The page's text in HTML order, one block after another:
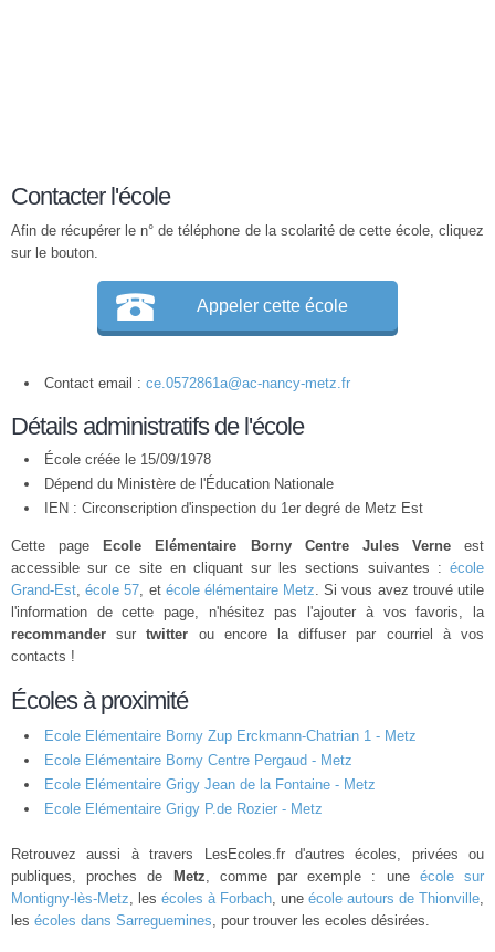
Contacter l'école
Afin de récupérer le n° de téléphone de la scolarité de cette école, cliquez
sur le bouton.
Appeler cette école
Contact email : ce.0572861a@ac-nancy-metz.fr
Détails administratifs de l'école
École créée le 15/09/1978
Dépend du Ministère de l'Éducation Nationale
IEN : Circonscription d'inspection du 1er degré de Metz Est
Cette page Ecole Elémentaire Borny Centre Jules Verneest
accessible sur ce site en cliquant sur les sections suivantes : école
Grand-Est,école 57, et école élémentaire Metz. Si vous avez trouvé utile
l'information de cette page, n'hésitez pas l'ajouter à vos favoris, la
recommander surtwitter ou encore la diffuser par courriel à vos
contacts !
Écoles à proximité
Ecole Elémentaire Borny Zup Erckmann-Chatrian 1 - Metz
Ecole Elémentaire Borny Centre Pergaud - Metz
Ecole Elémentaire Grigy Jean de la Fontaine - Metz
Ecole Elémentaire Grigy P.de Rozier - Metz
Retrouvez aussi à travers LesEcoles.fr d'autres écoles, privées ou
publiques, proches de
Metz, comme par exemple : une école sur
Montigny-lès-Metz, les écoles à Forbach, une école autours de Thionville,
les écoles dans Sarreguemines, pour trouver les ecoles désirées.